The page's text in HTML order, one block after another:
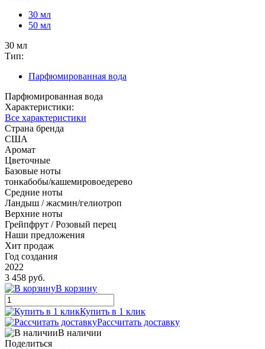
30 мл
50 мл
30 мл
Тип:
Парфюмированная вода
Парфюмированная вода
Характеристики:
Все характеристики
Страна бренда
США
Аромат
Цветочные
Базовые ноты
тонкабобы/кашемировоедерево
Средние ноты
Ландыш / жасмин/гелиотроп
Верхние ноты
Грейпфрут / Розовый перец
Наши предложения
Хит продаж
Год создания
2022
3 458 руб.
В корзину
Купить в 1 клик
Рассчитать доставку
В наличии
Поделиться